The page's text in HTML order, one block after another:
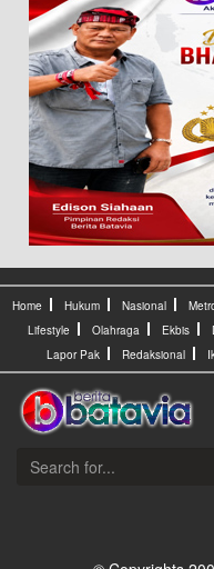
Home Hukum Nasional
Lifestyle
Olahraga Ekbis
Lapor Pak
Redaksional